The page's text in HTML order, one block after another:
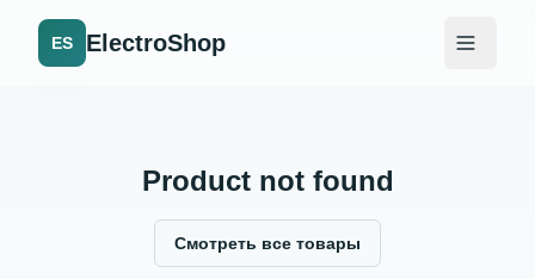
ES ElectroShop
Product not found
Смотреть все товары